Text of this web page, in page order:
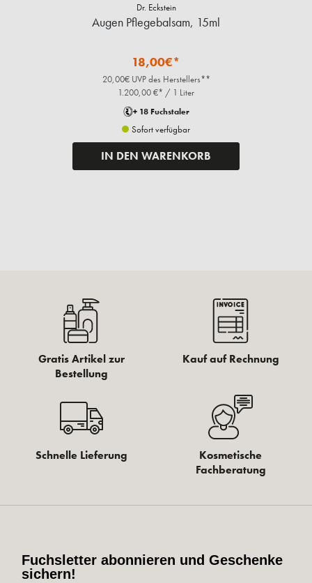
Dr. Eckstein
Augen Pflegebalsam, 15ml
18,00€*
20,00€ UVP des Herstellers**
1.200,00 €* / 1 Liter
+ 18 Fuchstaler
Sofort verfügbar
IN DEN WARENKORB
Gratis Artikel zur
Bestellung
Kauf auf Rechnung
Schnelle Lieferung
Kosmetische
Fachberatung
Fuchsletter abonnieren und Geschenke
sichern!